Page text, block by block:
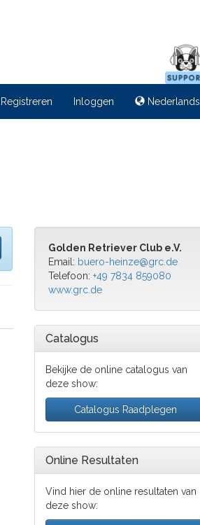
Registreren Inloggen Nederlands
Golden Retriever Club e.V.
Email: buero-heinze@grc.de
Telefoon: +49 7834 859080
www.grc.de
Catalogus
Bekijke de online catalogus van
deze show:
Catalogus Raadplegen
Online Resultaten
Vind hier de online resultaten van
deze show: